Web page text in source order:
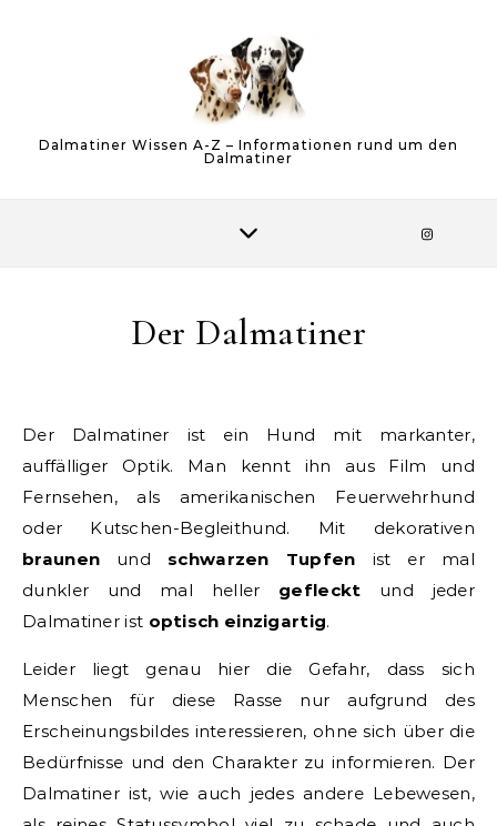
Dalmatiner Wissen A-Z – Informationen rund um den
Dalmatiner
Der Dalmatiner
Der Dalmatiner ist ein Hund mit markanter,
auffälliger Optik. Man kennt ihn aus Film und
Fernsehen, als amerikanischen Feuerwehrhund
oder Kutschen-Begleithund. Mit dekorativen
braunen und schwarzen Tupfen ist er mal
dunkler und mal heller gefleckt und jeder
Dalmatiner ist optisch einzigartig.
Leider liegt genau hier die Gefahr, dass sich
Menschen für diese Rasse nur aufgrund des
Erscheinungsbildes interessieren, ohne sich über die
Bedürfnisse und den Charakter zu informieren. Der
Dalmatiner ist, wie auch jedes andere Lebewesen,